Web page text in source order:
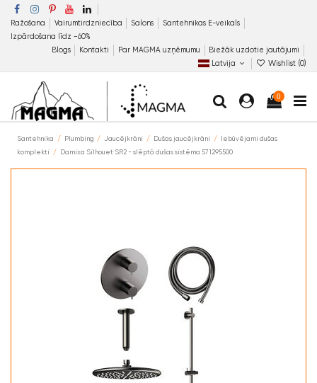
Ražošana Vairumtirdzniecība Salons
Santehnikas E-veikals
Izpārdošana līdz −60%
Blogs
Kontakti Par MAGMA uzņēmumu
Biežāk uzdotie jautājumi
Latvija
Wishlist (0)
0
Santehnika Plumbing Jaucējkrāni Dušas jaucējkrāni
Iebūvējami dušas
komplekti
Damixa Silhouet SR2 - slēptā dušas sistēma 571295500